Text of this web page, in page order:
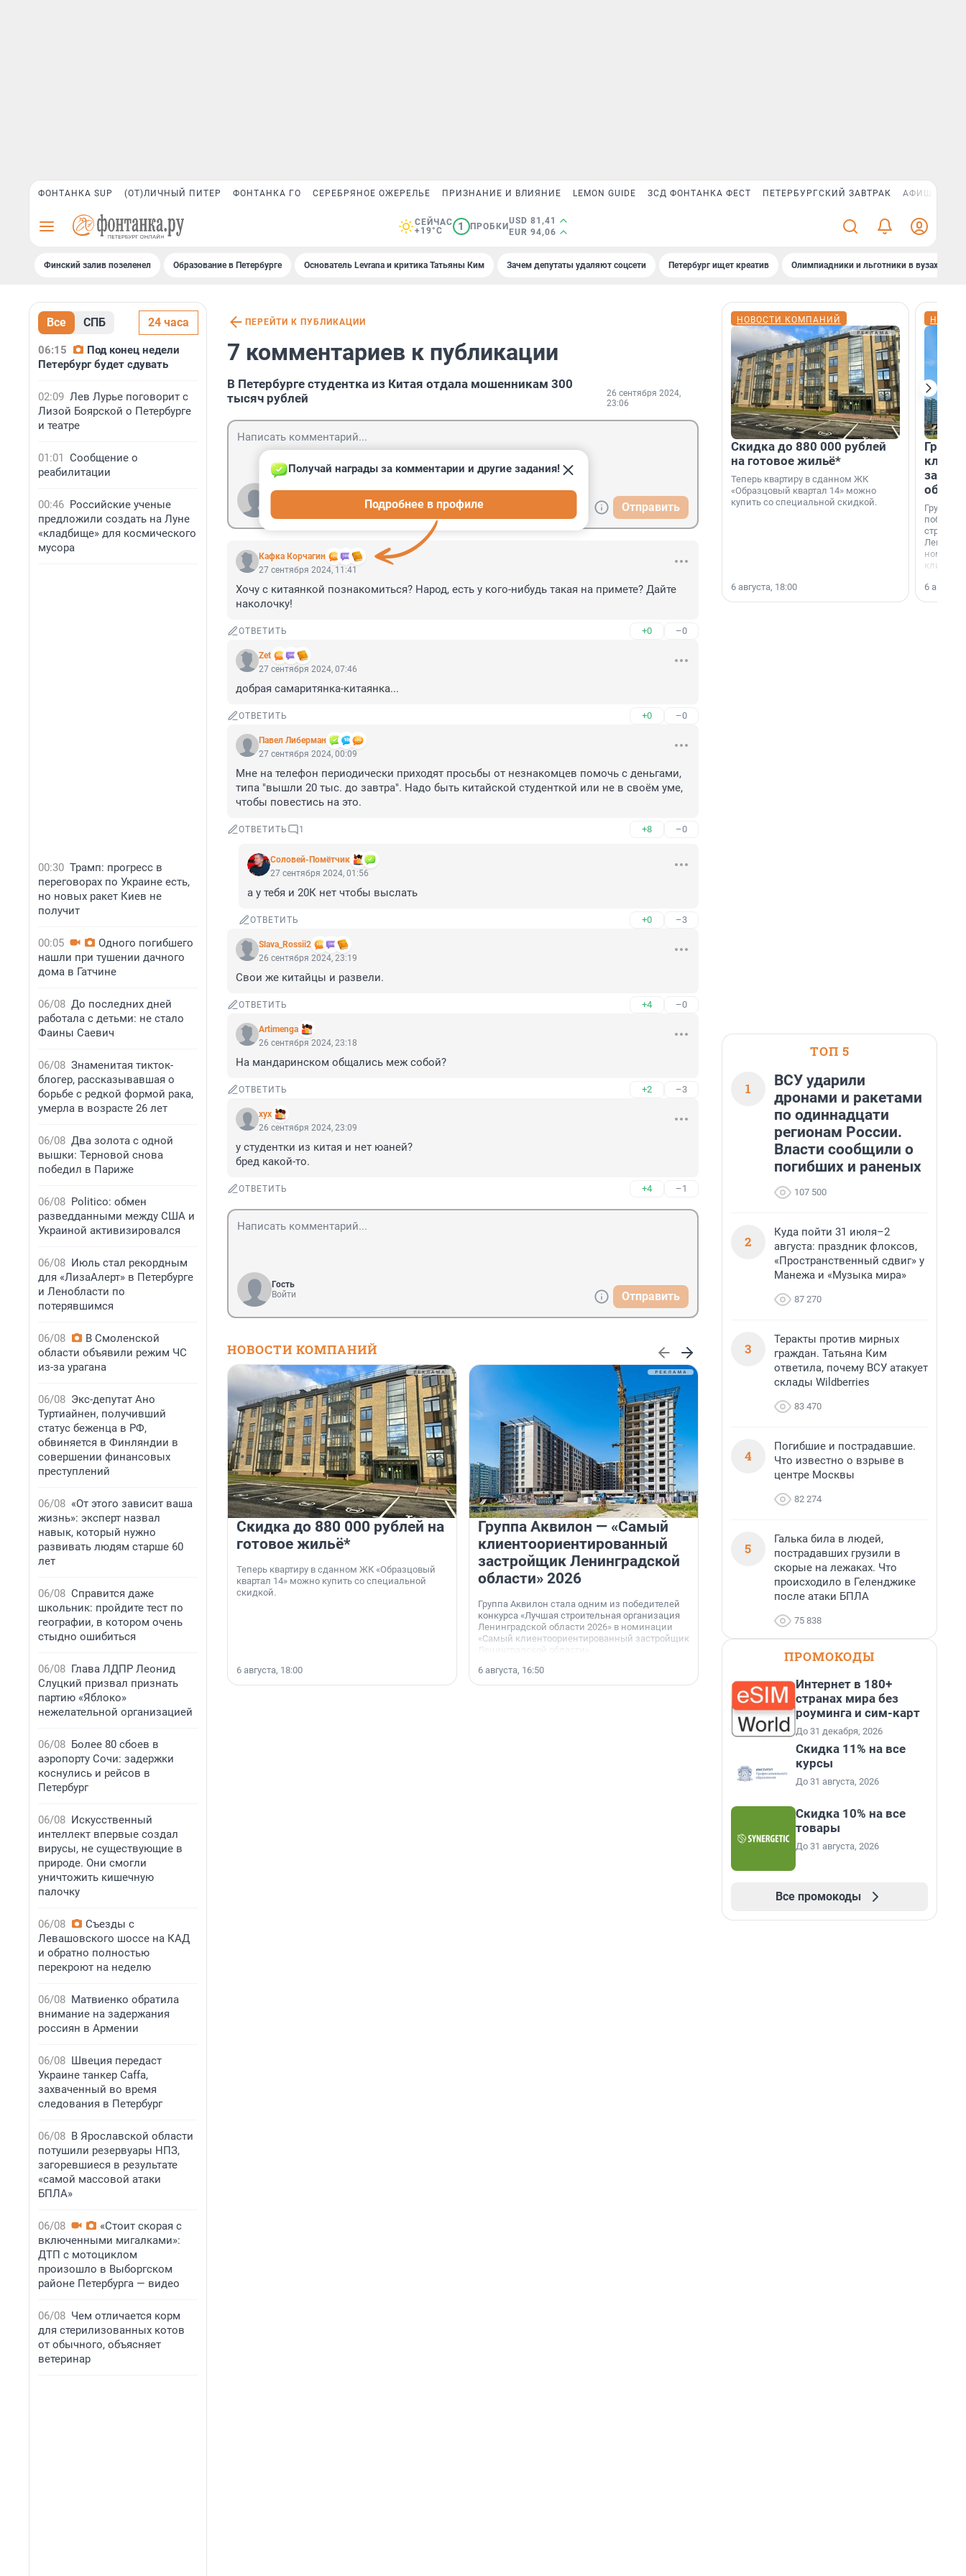
ФОНТАНКА SUP (ОТ)ЛИЧНЫЙ ПИТЕР ФОНТАНКА ГО СЕРЕБРЯНОЕ ОЖЕРЕЛЬЕ ПРИЗНАНИЕ И ВЛИЯНИЕ LEMON GUIDE ЗСД ФОНТАНКА ФЕСТ ПЕТЕРБУРГСКИЙ ЗАВТРАК АФИША PLUS
СЕЙЧАС
+19°C
1 ПРОБКИ
USD 81,41
EUR 94,06
Финский залив позеленел Образование в Петербурге Основатель Levrana и критика Татьяны Ким Зачем депутаты удаляют соцсети Петербург ищет креатив Олимпиадники и льготники в вузах СПб
Все СПБ 24 часа
06:15
Под конец недели
Петербург будет сдувать
02:09 Лев Лурье поговорит с
Лизой Боярской о Петербурге
и театре
01:01 Сообщение о
реабилитации
00:46 Российские ученые
предложили создать на Луне
«кладбище» для космического
мусора
00:30 Трамп: прогресс в
переговорах по Украине есть,
но новых ракет Киев не
получит
00:05
Одного погибшего
нашли при тушении дачного
дома в Гатчине
06/08 До последних дней
работала с детьми: не стало
Фаины Саевич
06/08 Знаменитая тикток-
блогер, рассказывавшая о
борьбе с редкой формой рака,
умерла в возрасте 26 лет
06/08 Два золота с одной
вышки: Терновой снова
победил в Париже
06/08 Politico: обмен
разведданными между США и
Украиной активизировался
06/08 Июль стал рекордным
для «ЛизаАлерт» в Петербурге
и Ленобласти по
потерявшимся
06/08
В Смоленской
области объявили режим ЧС
из-за урагана
06/08 Экс-депутат Ано
Туртиайнен, получивший
статус беженца в РФ,
обвиняется в Финляндии в
совершении финансовых
преступлений
06/08 «От этого зависит ваша
жизнь»: эксперт назвал
навык, который нужно
развивать людям старше 60
лет
06/08 Справится даже
школьник: пройдите тест по
географии, в котором очень
стыдно ошибиться
06/08 Глава ЛДПР Леонид
Слуцкий призвал признать
партию «Яблоко»
нежелательной организацией
06/08 Более 80 сбоев в
аэропорту Сочи: задержки
коснулись и рейсов в
Петербург
06/08 Искусственный
интеллект впервые создал
вирусы, не существующие в
природе. Они смогли
уничтожить кишечную
палочку
06/08
Съезды с
Левашовского шоссе на КАД
и обратно полностью
перекроют на неделю
06/08 Матвиенко обратила
внимание на задержания
россиян в Армении
06/08 Швеция передаст
Украине танкер Caffa,
захваченный во время
следования в Петербург
06/08 В Ярославской области
потушили резервуары НПЗ,
загоревшиеся в результате
«самой массовой атаки
БПЛА»
06/08
«Стоит скорая с
включенными мигалками»:
ДТП с мотоциклом
произошло в Выборгском
районе Петербурга — видео
06/08 Чем отличается корм
для стерилизованных котов
от обычного, объясняет
ветеринар
ПЕРЕЙТИ К ПУБЛИКАЦИИ
7 комментариев к публикации
В Петербурге студентка из Китая отдала мошенникам 300
тысяч рублей
26 сентября 2024,
23:06
Гость
Отправить
Кафка Корчагин
Получай награды за комментарии и другие задания!
Подробнее в профиле
27 сентября 2024, 11:41
Хочу с китаянкой познакомиться? Народ, есть у кого-нибудь такая на примете? Дайте
наколочку!
ОТВЕТИТЬ +0 –0
Zet
27 сентября 2024, 07:46
добрая самаритянка-китаянка...
ОТВЕТИТЬ +0 –0
Павел Либерман
27 сентября 2024, 00:09
Мне на телефон периодически приходят просьбы от незнакомцев помочь с деньгами,
типа "вышли 20 тыс. до завтра". Надо быть китайской студенткой или не в своём уме,
чтобы повестись на это.
ОТВЕТИТЬ 1 +8 –0
Соловей-Помётчик
27 сентября 2024, 01:56
а у тебя и 20К нет чтобы выслать
ОТВЕТИТЬ +0 –3
Slava_Rossii2
26 сентября 2024, 23:19
Свои же китайцы и развели.
ОТВЕТИТЬ +4 –0
Artimenga
26 сентября 2024, 23:18
На мандаринском общались меж собой?
ОТВЕТИТЬ +2 –3
хух
26 сентября 2024, 23:09
у студентки из китая и нет юаней?
бред какой-то.
ОТВЕТИТЬ +4 –1
Гость
Войти
Отправить
НОВОСТИ КОМПАНИЙ
Скидка до 880 000 рублей на
готовое жильё*
Теперь квартиру в сданном ЖК «Образцовый
квартал 14» можно купить со специальной
скидкой.
6 августа, 18:00
Группа Аквилон — «Самый
клиентоориентированный
застройщик Ленинградской
области» 2026
Группа Аквилон стала одним из победителей
конкурса «Лучшая строительная организация
Ленинградской области 2026» в номинации
«Самый клиентоориентированный застройщик
Ленинградской области».
6 августа, 16:50
Ленобласти — микрорайон
«Город Звёзд»
Победителем профессионального конкурса
«Лучшая строительная организация 2025 года»
развития территорий» стал жилой микрорайон
«Город Звёзд».
НОВОСТИ КОМПАНИЙ
Скидка до 880 000 рублей
на готовое жильё*
Теперь квартиру в сданном ЖК
«Образцовый квартал 14» можно
купить со специальной скидкой.
6 августа, 18:00
Группа
области».
6
ТОП 5
1
ВСУ ударили
дронами и ракетами
по одиннадцати
регионам России.
Власти сообщили о
погибших и раненых
107 500
2
Куда пойти 31 июля–2
августа: праздник флоксов,
«Пространственный сдвиг» у
Манежа и «Музыка мира»
87 270
3
Теракты против мирных
граждан. Татьяна Ким
ответила, почему ВСУ атакует
склады Wildberries
83 470
4
Погибшие и пострадавшие.
Что известно о взрыве в
центре Москвы
82 274
5
Галька била в людей,
пострадавших грузили в
скорые на лежаках. Что
происходило в Геленджике
после атаки БПЛА
75 838
ПРОМОКОДЫ
Интернет в 180+
странах мира без
роуминга и сим-карт
До 31 декабря, 2026
Скидка 11% на все
курсы
До 31 августа, 2026
Скидка 10% на все
товары
До 31 августа, 2026
Все промокоды